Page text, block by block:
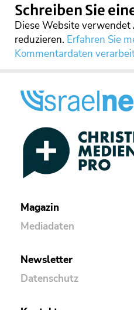
Schreiben Sie
Diese Website verwendet
reduzieren. Erfahren Sie
Kommentardaten
Magazin
Mediadaten
Newsletter
Datenschutz